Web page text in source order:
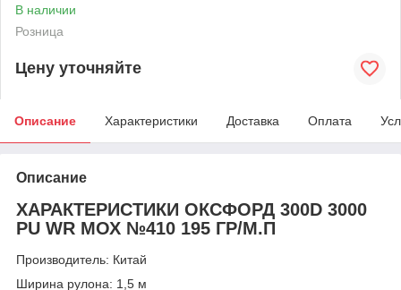
В наличии
Розница
Цену уточняйте
Описание Характеристики Доставка Оплата
Описание
ХАРАКТЕРИСТИКИ ОКСФОРД 300D 3000
PU WR МОХ №410 195 ГР/М.П
Производитель: Китай
Ширина рулона: 1,5 м